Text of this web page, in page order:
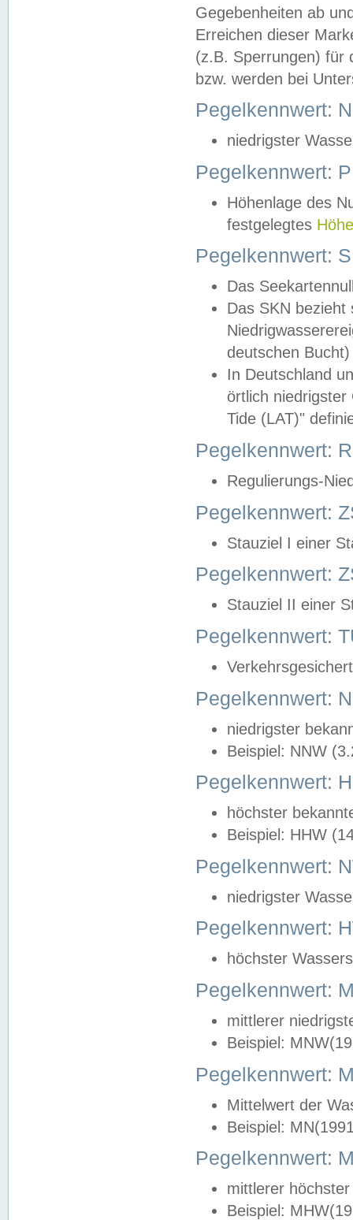
Gegebenheiten ab
Erreichen dieser
(z.B. Sperrungen) für
bzw. werden bei
Pegelkennwert:
niedrigster
Pegelkennwert:
Höhenlage des
festgelegtes
Pegelkennwert:
Das
Das SKN
deutschen
In Deutschland
örtlich
Tide (LAT)"
Pegelkennwert:
Regulierungs-
Pegelkennwert:
Stauziel I einer
Pegelkennwert:
Stauziel II einer
Pegelkennwert:
Pegelkennwert:
niedrigster
Beispiel: NNW
Pegelkennwert:
höchster
Beispiel: HHW
Pegelkennwert:
niedrigster
Pegelkennwert:
höchster
Pegelkennwert:
mittlerer
Beispiel:
Pegelkennwert:
Mittelwert der
Beispiel:
Pegelkennwert:
mittlerer
Beispiel: